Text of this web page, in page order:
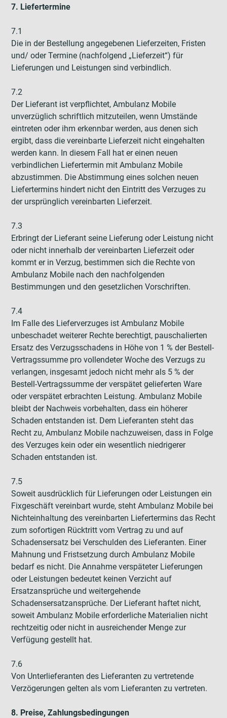
7. Liefertermine
7.1
Die in der Bestellung angegebenen Lieferzeiten, Fristen
und/ oder Termine (nachfolgend „Lieferzeit“) für
Lieferungen und Leistungen sind verbindlich.
7.2
Der Lieferant ist verpflichtet, Ambulanz Mobile
unverzüglich schriftlich mitzuteilen, wenn Umstände
eintreten oder ihm erkennbar werden, aus denen sich
ergibt, dass die vereinbarte Lieferzeit nicht eingehalten
werden kann. In diesem Fall hat er einen neuen
verbindlichen Liefertermin mit Ambulanz Mobile
abzustimmen. Die Abstimmung eines solchen neuen
Liefertermins hindert nicht den Eintritt des Verzuges zu
der ursprünglich vereinbarten Lieferzeit.
7.3
Erbringt der Lieferant seine Lieferung oder Leistung nicht
oder nicht innerhalb der vereinbarten Lieferzeit oder
kommt er in Verzug, bestimmen sich die Rechte von
Ambulanz Mobile nach den nachfolgenden
Bestimmungen und den gesetzlichen Vorschriften.
7.4
Im Falle des Lieferverzuges ist Ambulanz Mobile
unbeschadet weiterer Rechte berechtigt, pauschalierten
Ersatz des Verzugsschadens in Höhe von 1 % der Bestell-
Vertragssumme pro vollendeter Woche des Verzugs zu
verlangen, insgesamt jedoch nicht mehr als 5 % der
Bestell-Vertragssumme der verspätet gelieferten Ware
oder verspätet erbrachten Leistung. Ambulanz Mobile
bleibt der Nachweis vorbehalten, dass ein höherer
Schaden entstanden ist. Dem Lieferanten steht das
Recht zu, Ambulanz Mobile nachzuweisen, dass in Folge
des Verzuges kein oder ein wesentlich niedrigerer
Schaden entstanden ist.
7.5
Soweit ausdrücklich für Lieferungen oder Leistungen ein
Fixgeschäft vereinbart wurde, steht Ambulanz Mobile bei
Nichteinhaltung des vereinbarten Liefertermins das Recht
zum sofortigen Rücktritt vom Vertrag zu und auf
Schadensersatz bei Verschulden des Lieferanten. Einer
Mahnung und Fristsetzung durch Ambulanz Mobile
bedarf es nicht. Die Annahme verspäteter Lieferungen
oder Leistungen bedeutet keinen Verzicht auf
Ersatzansprüche und weitergehende
Schadensersatzansprüche. Der Lieferant haftet nicht,
soweit Ambulanz Mobile erforderliche Materialien nicht
rechtzeitig oder nicht in ausreichender Menge zur
Verfügung gestellt hat.
7.6
Von Unterlieferanten des Lieferanten zu vertretende
Verzögerungen gelten als vom Lieferanten zu vertreten.
8. Preise, Zahlungsbedingungen